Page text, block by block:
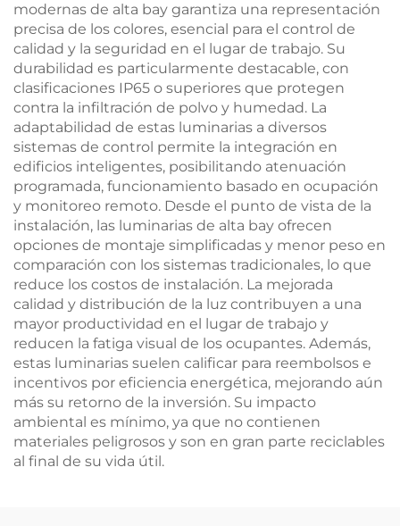
modernas de alta bay garantiza una representación
precisa de los colores, esencial para el control de
calidad y la seguridad en el lugar de trabajo. Su
durabilidad es particularmente destacable, con
clasificaciones IP65 o superiores que protegen
contra la infiltración de polvo y humedad. La
adaptabilidad de estas luminarias a diversos
sistemas de control permite la integración en
edificios inteligentes, posibilitando atenuación
programada, funcionamiento basado en ocupación
y monitoreo remoto. Desde el punto de vista de la
instalación, las luminarias de alta bay ofrecen
opciones de montaje simplificadas y menor peso en
comparación con los sistemas tradicionales, lo que
reduce los costos de instalación. La mejorada
calidad y distribución de la luz contribuyen a una
mayor productividad en el lugar de trabajo y
reducen la fatiga visual de los ocupantes. Además,
estas luminarias suelen calificar para reembolsos e
incentivos por eficiencia energética, mejorando aún
más su retorno de la inversión. Su impacto
ambiental es mínimo, ya que no contienen
materiales peligrosos y son en gran parte reciclables
al final de su vida útil.